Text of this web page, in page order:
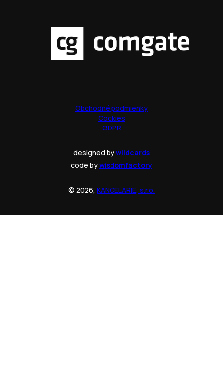
Obchodné podmienky
Cookies
GDPR
designed bywildcards
code bywisdomfactory
© 2026, KANCELARIE, s.r.o.